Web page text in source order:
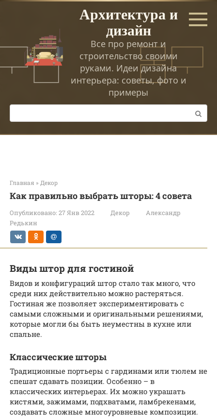
Перейти
Архитектура и
дизайн
Все про ремонт и
строительство своими
руками. Идеи дизайна
интерьера: советы, фото и
примеры
Поиск:
Главная » Декор
Как правильно выбрать шторы: 4 совета
Опубликовано: 27 Янв 2022 Декор
Александр
Редькин
Виды штор для гостиной
Видов и конфигураций штор стало так много, что
среди них действительно можно растеряться.
Гостиная же позволяет экспериментировать с
самыми сложными и оригинальными решениями,
которые могли бы быть неуместны в кухне или
спальне.
Классические шторы
Традиционные портьеры с гардинами или тюлем не
спешат сдавать позиции. Особенно – в
классических интерьерах. Их можно украшать
кистями, зажимами, подхватами, ламбрекенами,
создавать сложные многоуровневые композиции.